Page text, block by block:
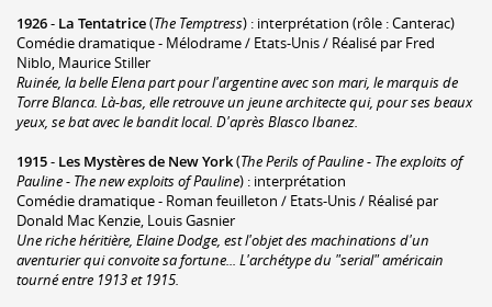
1926- La Tentatrice(The Temptress) : interprétation (rôle : Canterac)
Comédie dramatique - Mélodrame / Etats-Unis / Réalisé par Fred
Niblo, Maurice Stiller
Ruinée, la belle Elena part pour l'argentine avec son mari, le marquis de
Torre Blanca. Là-bas, elle retrouve un jeune architecte qui, pour ses beaux
yeux, se bat avec le bandit local. D'après Blasco Ibanez.
1915- Les Mystères de New York(The Perils of Pauline - The exploits of
Pauline - The new exploits of Pauline) : interprétation
Comédie dramatique - Roman feuilleton / Etats-Unis / Réalisé par
Donald Mac Kenzie, Louis Gasnier
Une riche héritière, Elaine Dodge, est l'objet des machinations d'un
aventurier qui convoite sa fortune... L'archétype du "serial" américain
tourné entre 1913 et 1915.